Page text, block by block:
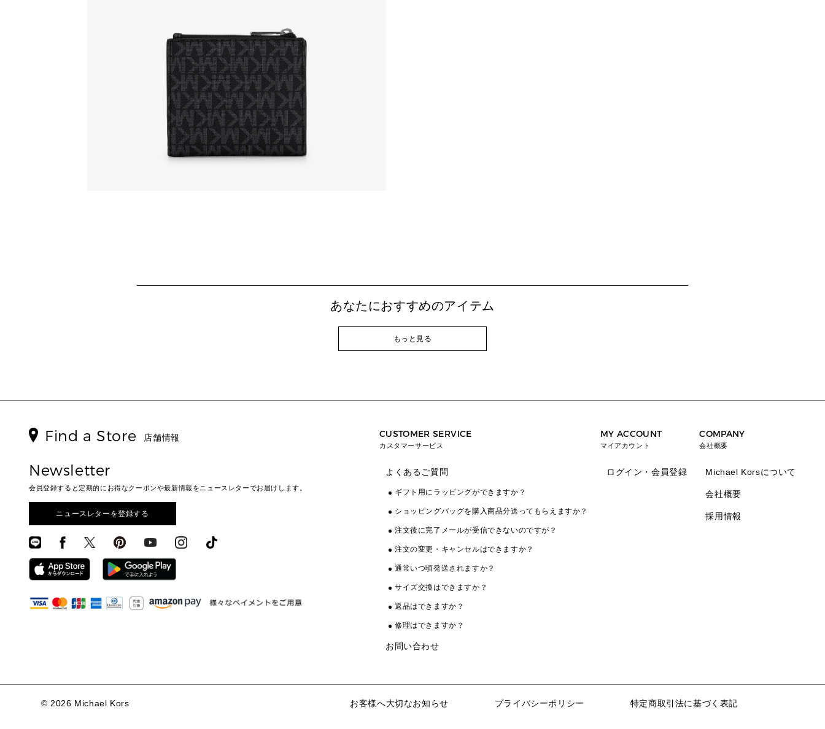
あなたにおすすめのアイテム
もっと見る
Find a Store 店舗情報
Newsletter
会員登録すると定期的にお得なクーポンや最新情報をニュースレターでお届けします。
ニュースレターを登録する
CUSTOMER SERVICE
カスタマーサービス
よくあるご質問
ギフト用にラッピングができますか？
ショッピングバッグを購入商品分送ってもらえますか？
注文後に完了メールが受信できないのですが？
注文の変更・キャンセルはできますか？
通常いつ頃発送されますか？
サイズ交換はできますか？
返品はできますか？
修理はできますか？
お問い合わせ
MY ACCOUNT
マイアカウント
ログイン・会員登録
COMPANY
会社概要
Michael Korsについて
会社概要
採用情報
© 2026 Michael Kors お客様へ大切なお知らせ プライバシーポリシー 特定商取引法に基づく表記